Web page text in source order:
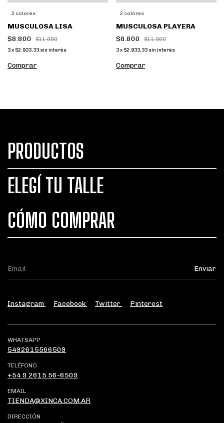
2 colores
MUSCULOSA LISA
$8.800
$11.000
3x $2.933,33 sin interés
Comprar
2 colores
MUSCULOSA PLAYERA
$8.800
$11.000
3 x $2.933,33 sin interés
Comprar
PRODUCTOS
ELEGÍ TU TALLE
CÓMO COMPRAR
Instagram Facebook Twitter Pinterest
WHATSAPP
5492615566509
TELÉFONO
+54 9 2615 56-6509
EMAIL
TIENDA@XINCA.COM.AR
DIRECCIÓN